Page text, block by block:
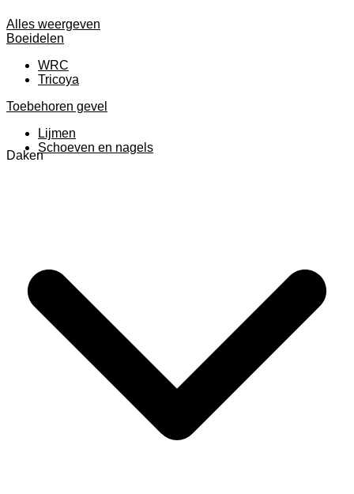
Alles weergeven
Boeidelen
WRC
Tricoya
Toebehoren gevel
Lijmen
Schoeven en nagels
Daken